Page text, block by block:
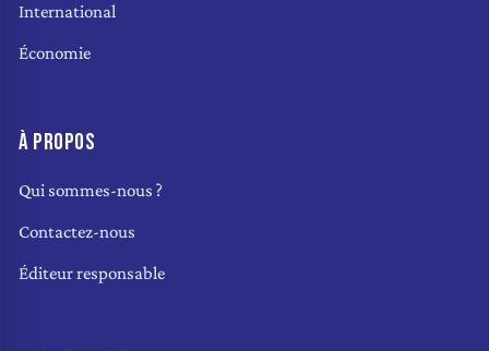
International
Économie
À PROPOS
Qui sommes-nous ?
Contactez-nous
Éditeur responsable